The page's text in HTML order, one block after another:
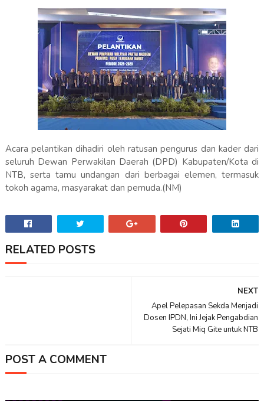
Acara pelantikan dihadiri oleh ratusan pengurus dan kader dari
seluruh Dewan Perwakilan Daerah (DPD) Kabupaten/Kota di
NTB, serta tamu undangan dari berbagai elemen, termasuk
tokoh agama, masyarakat dan pemuda.(NM)
RELATED POSTS
NEXT
Apel Pelepasan Sekda Menjadi
Dosen IPDN, Ini Jejak Pengabdian
Sejati Miq Gite untuk NTB
POST A COMMENT